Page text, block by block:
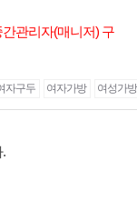
관리자(매니저) 구
자구두 여자가방 여성가방